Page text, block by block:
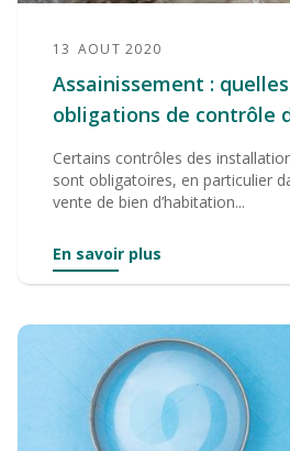
13 AOUT 2020
Assainissement :
obligations de contrôle
Certains contrôles des
sont obligatoires, en particulier
vente de bien d’habitation...
En savoir plus